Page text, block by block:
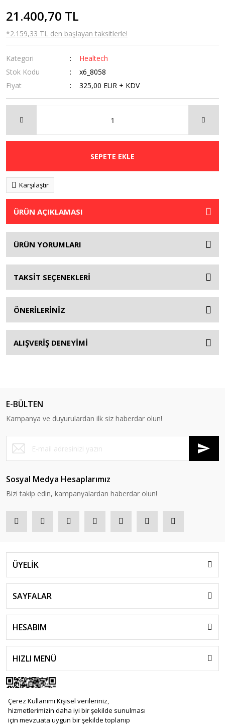
Çerez Kullanımı Kişisel verileriniz,
hizmetlerimizin daha iyi bir şekilde sunulması
için mevzuata uygun bir şekilde toplanıp
21.400,70 TL
*2.159,33 TL den başlayan taksitlerle!
Kategori
Healtech
Stok Kodu
x6_8058
Fiyat
325,00 EUR + KDV
SEPETE EKLE
Karşılaştır
ÜRÜN AÇIKLAMASI
ÜRÜN YORUMLARI
TAKSİT SEÇENEKLERİ
ÖNERİLERİNİZ
ALIŞVERİŞ DENEYİMİ
E-BÜLTEN
Kampanya ve duyurulardan ilk siz haberdar olun!
Sosyal Medya Hesaplarımız
Bizi takip edin, kampanyalardan haberdar olun!
ÜYELİK
SAYFALAR
HESABIM
HIZLI MENÜ